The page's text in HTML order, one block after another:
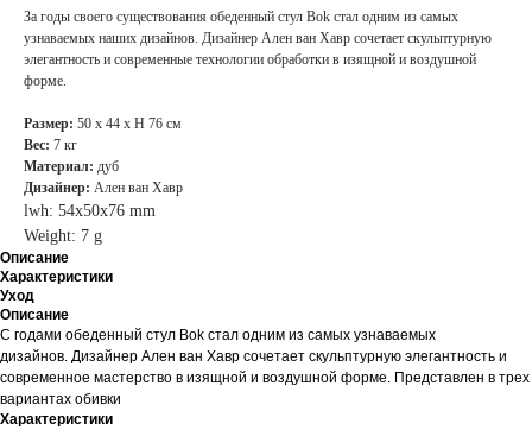
За годы своего существования обеденный стул Bok стал одним из самых
узнаваемых наших дизайнов. Дизайнер Ален ван Хавр сочетает скульптурную
элегантность и современные технологии обработки в изящной и воздушной
форме.
Размер: 50 х 44 х Н 76 см
Вес: 7 кг
Материал: дуб
Дизайнер: Ален ван Хавр
lwh: 54x50x76 mm
Weight: 7 g
Описание
Характеристики
Уход
Описание
С годами обеденный стул Bok стал одним из самых узнаваемых
дизайнов. Дизайнер Ален ван Хавр сочетает скульптурную элегантность и
современное мастерство в изящной и воздушной форме. Представлен в трех
вариантах обивки
Характеристики